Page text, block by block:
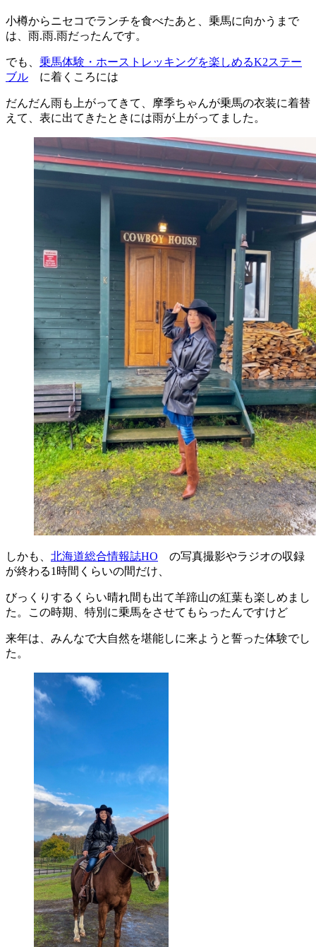
小樽からニセコでランチを食べたあと、乗馬に向かうまで
は、雨.雨.雨だったんです。
でも、 乗馬体験・ホーストレッキングを楽しめるK2ステー
ブル に着くころには
だんだん雨も上がってきて、摩季ちゃんが乗馬の衣装に着替
えて、表に出てきたときには雨が上がってました。
しかも、 北海道総合情報誌HO の写真撮影やラジオの収録
が終わる1時間くらいの間だけ、
びっくりするくらい晴れ間も出て羊蹄山の紅葉も楽しめまし
た。この時期、特別に乗馬をさせてもらったんですけど
来年は、みんなで大自然を堪能しに来ようと誓った体験でし
た。